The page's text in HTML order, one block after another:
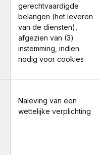
gerechtvaardigde
belangen (het leveren
van de diensten),
afgezien van (3)
instemming, indien
nodig voor cookies
Naleving van een
wettelijke verplichting